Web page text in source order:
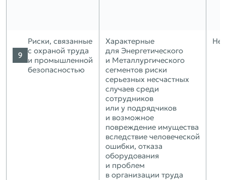
Риски, связанные
с охраной труда
и промышленной
безопасностью
Характерные
для Энергетического
и Металлургического
сегментов риски
серьезных несчастных
случаев среди
сотрудников
или у подрядчиков
и возможное
повреждение имущества
вследствие человеческой
ошибки, отказа
оборудования
и проблем
в организации труда
Нет